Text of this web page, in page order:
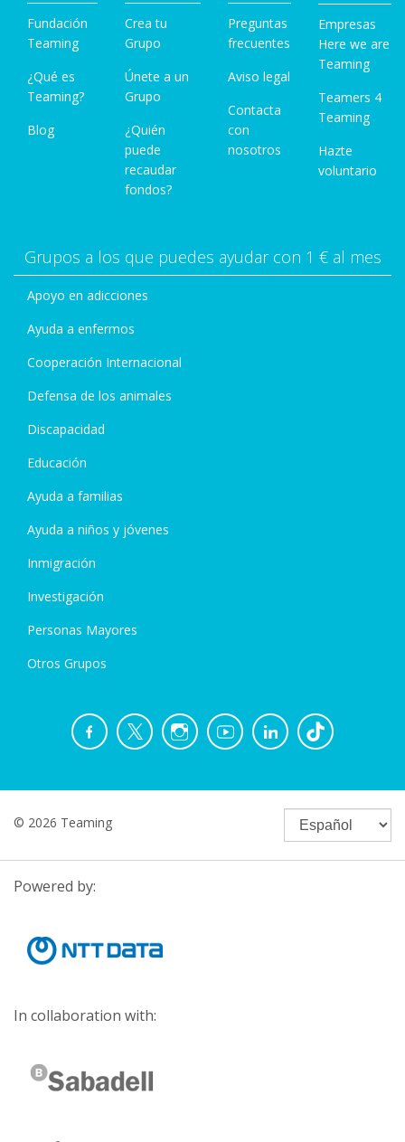
Fundación
Teaming
¿Qué es
Teaming?
Blog
Crea tu
Grupo
Únete a un
Grupo
¿Quién
puede
recaudar
fondos?
Preguntas
frecuentes
Aviso legal
Contacta
con
nosotros
Empresas
Here we are
Teaming
Teamers 4
Teaming
Hazte
voluntario
Grupos a los que puedes ayudar con 1 € al mes
Apoyo en adicciones
Ayuda a enfermos
Cooperación Internacional
Defensa de los animales
Discapacidad
Educación
Ayuda a familias
Ayuda a niños y jóvenes
Inmigración
Investigación
Personas Mayores
Otros Grupos
© 2026 Teaming
Powered by:
In collaboration with: